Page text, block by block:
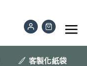
客製化紙袋